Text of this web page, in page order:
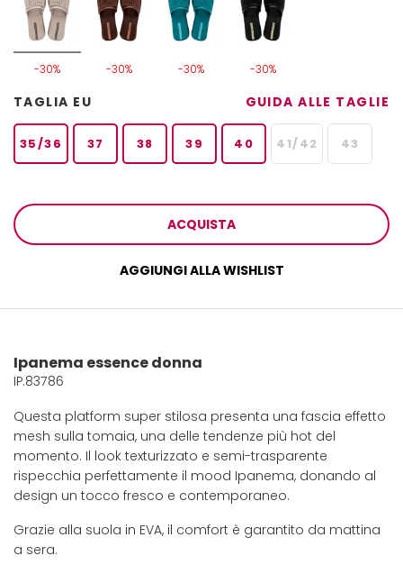
-30% -30% -30% -30%
TAGLIA EU GUIDA ALLE TAGLIE
35/36 37 38 39 40 41/42 43
ACQUISTA
AGGIUNGI ALLA WISHLIST
Ipanema essence donna
IP.83786
Questa platform super stilosa presenta una fascia effetto
mesh sulla tomaia, una delle tendenze più hot del
momento. Il look texturizzato e semi-trasparente
rispecchia perfettamente il mood Ipanema, donando al
design un tocco fresco e contemporaneo.
Grazie alla suola in EVA, il comfort è garantito da mattina
a sera.